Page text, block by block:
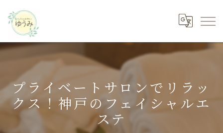
プライベートサロンでリラッ
クス！神戸のフェイシャルエ
ステ